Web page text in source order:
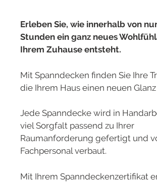
Erleben Sie, wie innerhalb von
Stunden ein ganz neues
Ihrem Zuhause entsteht.
Mit Spanndecken finden Sie Ihre
die Ihrem Haus einen neuen
Jede Spanndecke wird in
viel Sorgfalt passend zu Ihrer
Raumanforderung gefertigt und
Fachpersonal verbaut.
Mit Ihrem Spanndeckenzertifikat